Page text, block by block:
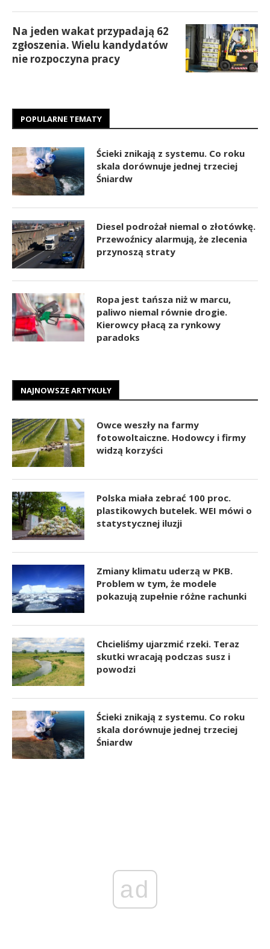
Na jeden wakat przypadają 62
zgłoszenia. Wielu kandydatów
nie rozpoczyna pracy
POPULARNE TEMATY
Ścieki znikają z systemu. Co roku
skala dorównuje jednej trzeciej
Śniardw
Diesel podrożał niemal o złotówkę.
Przewoźnicy alarmują, że zlecenia
przynoszą straty
Ropa jest tańsza niż w marcu,
paliwo niemal równie drogie.
Kierowcy płacą za rynkowy
paradoks
NAJNOWSZE ARTYKUŁY
Owce weszły na farmy
fotowoltaiczne. Hodowcy i firmy
widzą korzyści
Polska miała zebrać 100 proc.
plastikowych butelek. WEI mówi o
statystycznej iluzji
Zmiany klimatu uderzą w PKB.
Problem w tym, że modele
pokazują zupełnie różne rachunki
Chcieliśmy ujarzmić rzeki. Teraz
skutki wracają podczas susz i
powodzi
Ścieki znikają z systemu. Co roku
skala dorównuje jednej trzeciej
Śniardw
ad